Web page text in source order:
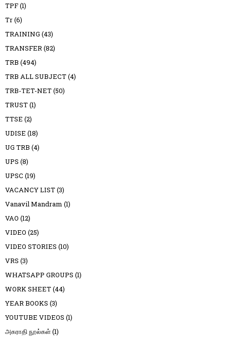
TPF(1)
Tr(6)
TRAINING (43)
TRANSFER(82)
TRB (494)
TRB ALL SUBJECT(4)
TRB-TET-NET(50)
TRUST(1)
TTSE (2)
UDISE (18)
UG TRB (4)
UPS (8)
UPSC (19)
VACANCY LIST(3)
Vanavil Mandram (1)
VAO (12)
VIDEO (25)
VIDEO STORIES (10)
VRS (3)
WHATSAPP GROUPS (1)
WORK SHEET(44)
YEAR BOOKS (3)
YOUTUBE VIDEOS (1)
அகராதி நூல்கள்(1)